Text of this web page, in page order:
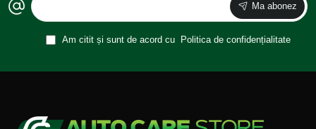
Ma abonez
Am citit și sunt de acord cu Politica de confidențialitate